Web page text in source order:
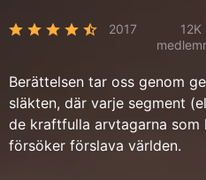
2017
12K
Berättelsen tar oss genom
släkten, där varje segment
de kraftfulla arvtagarna som
försöker förslava världen.